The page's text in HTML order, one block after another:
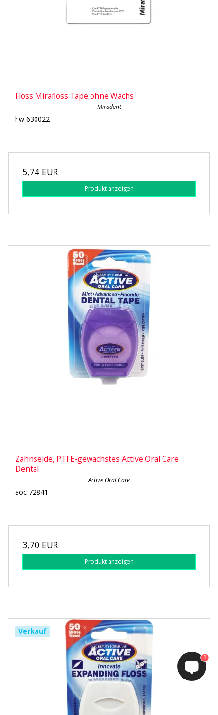
Floss Mirafloss Tape ohne Wachs
Miradent
hw 630022
5,74 EUR
Produkt anzeigen
Zahnseide, PTFE-gewachstes Active Oral Care
Dental
Active Oral Care
aoc 72841
3,70 EUR
Produkt anzeigen
Verkauf
1